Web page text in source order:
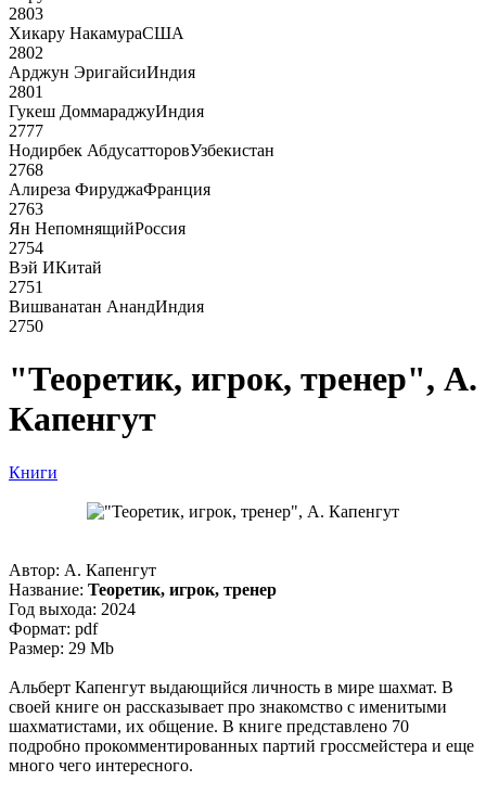
2803
Хикару НакамураСША
2802
Арджун ЭригайсиИндия
2801
Гукеш ДоммараджуИндия
2777
Нодирбек АбдусатторовУзбекистан
2768
Алиреза ФируджаФранция
2763
Ян НепомнящийРоссия
2754
Вэй ИКитай
2751
Вишванатан АнандИндия
2750
"Теоретик, игрок, тренер", А.
Капенгут
Книги
Автор: А. Капенгут
Название: Теоретик, игрок, тренер
Год выхода: 2024
Формат: pdf
Размер: 29 Mb
Альберт Капенгут выдающийся личность в мире шахмат. В
своей книге он рассказывает про знакомство с именитыми
шахматистами, их общение. В книге представлено 70
подробно прокомментированных партий гроссмейстера и еще
много чего интересного.